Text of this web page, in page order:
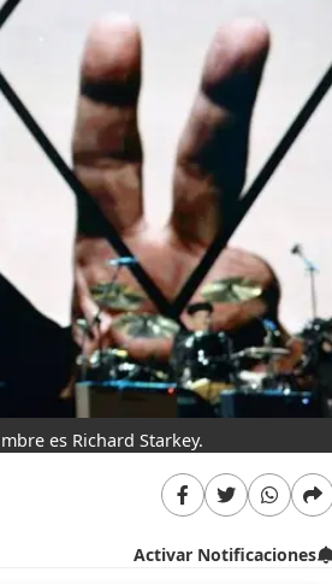
es Richard Starkey.
Activar Notificaciones